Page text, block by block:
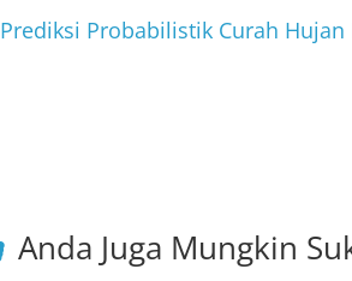
s er e l
Prediksi Probabilistik Curah Hujan
Anda Juga Mungkin